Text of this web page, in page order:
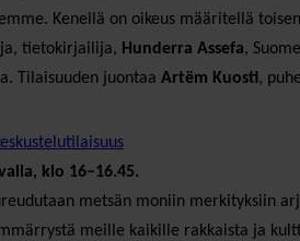
Kenellä on oikeus määritellä
tietokirjailija, Hunderra Assefa,
Tilaisuuden juontaa Artëm Kuosti,
klo 16–16.45.
metsän moniin merkityksiin
meille kaikille rakkaista ja